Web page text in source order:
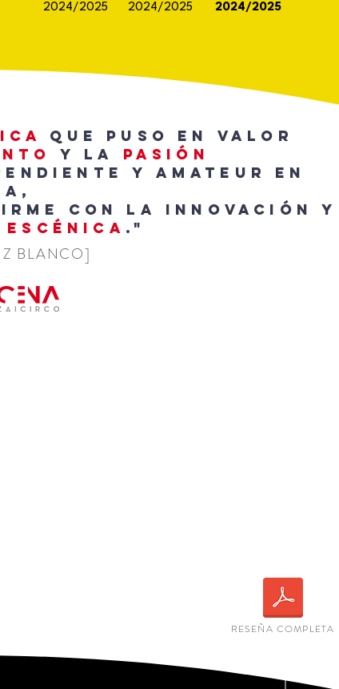
2024/2025
2024/2025
2024/2025
que puso en valor
y la pasión
y amateur en
con la innovación y
escénica ."
BLANCO]
RESEÑA COMPLETA